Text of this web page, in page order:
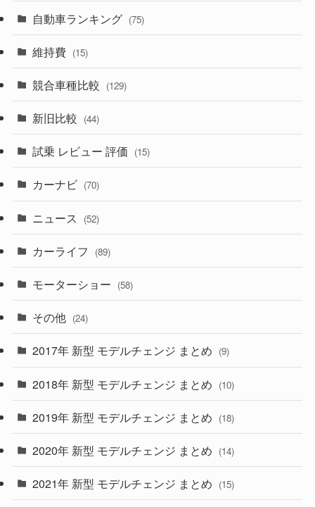
(357)
(328)
(194)
(230)
(253)
(242)
(85)
(84)
(14)
(222)
(50)
(43)
(6)
(9)
(4)
(30)
(27)
(58)
(28)
(27)
(26)
(33)
(10)
(35)
(10)
(8)
(3)
(3)
(5)
(1)
(21)
(5)
(7)
自動車ランキング (75)
維持費 (15)
競合車種比較 (129)
新旧比較 (44)
試乗 レビュー 評価 (15)
カーナビ (70)
ニュース (52)
カーライフ (89)
モーターショー (58)
その他 (24)
2017年 新型 モデルチェンジ まとめ (9)
2018年 新型 モデルチェンジ まとめ (10)
2019年 新型 モデルチェンジ まとめ (18)
2020年 新型 モデルチェンジ まとめ (14)
2021年 新型 モデルチェンジ まとめ (15)